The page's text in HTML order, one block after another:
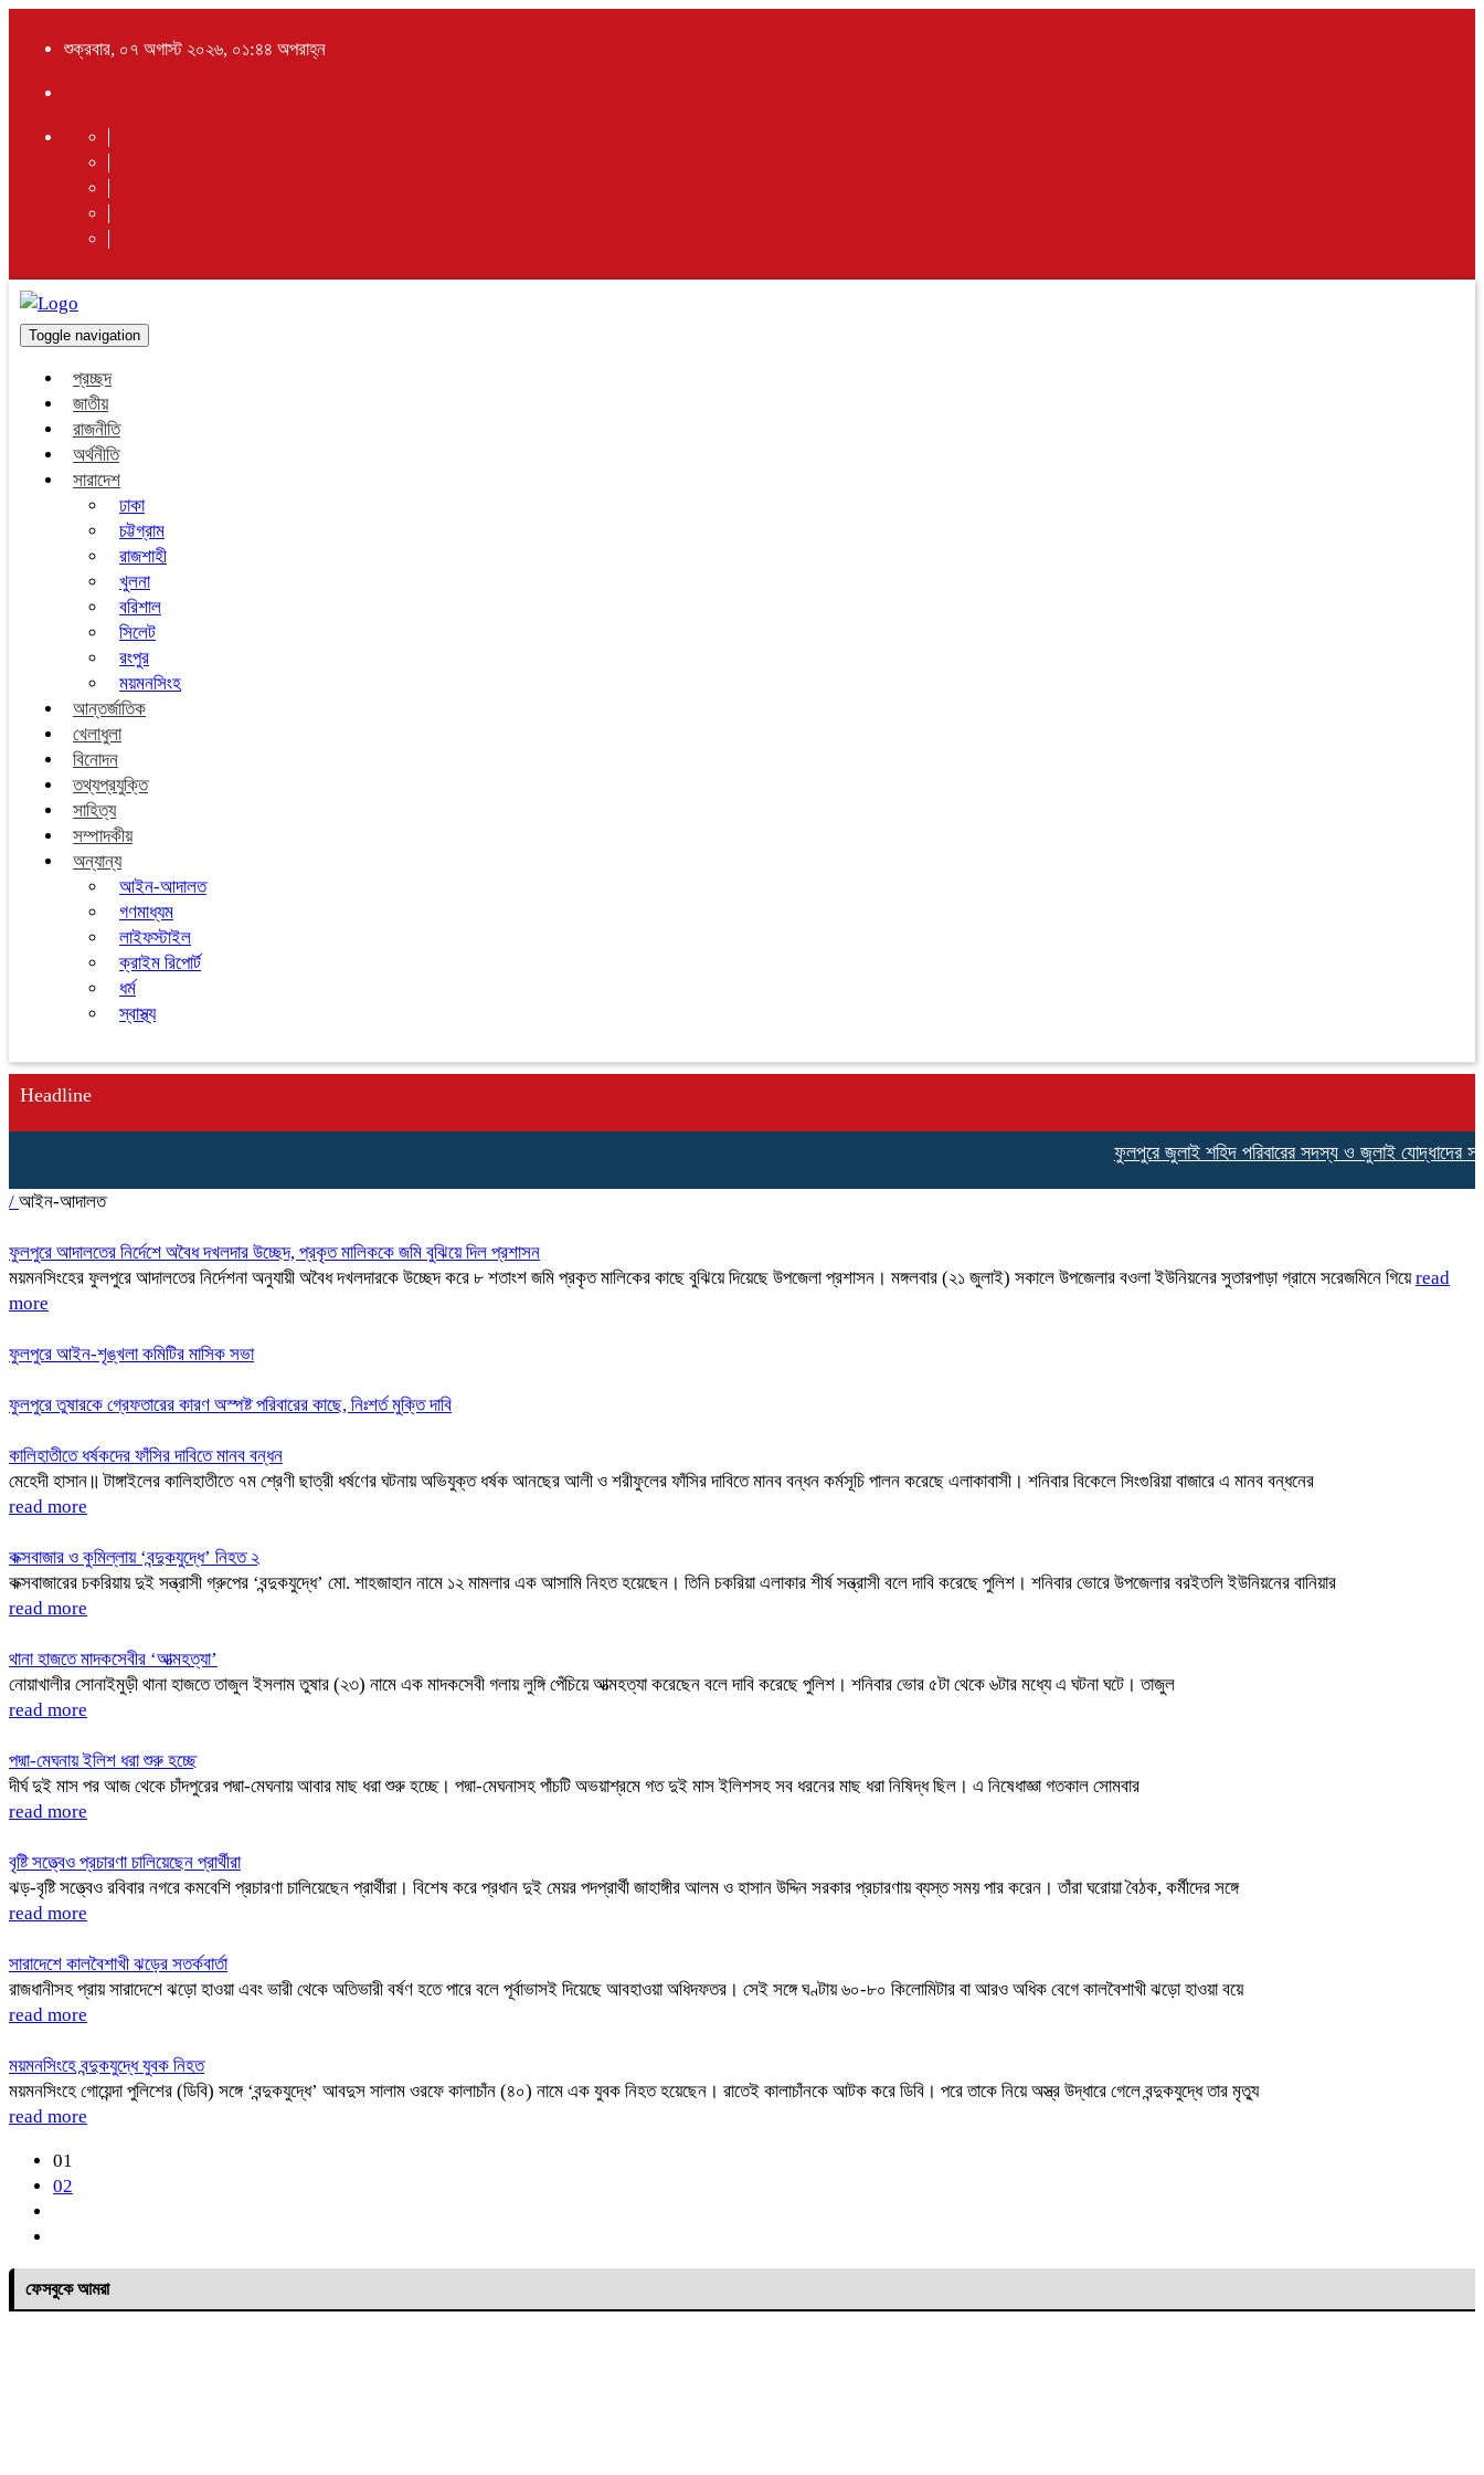
শুক্রবার, ০৭ অগাস্ট ২০২৬, ০১:৪৪ অপরাহ্ন
Toggle navigation
প্রচ্ছদ
জাতীয়
রাজনীতি
অর্থনীতি
সারাদেশ
ঢাকা
চট্টগ্রাম
রাজশাহী
খুলনা
বরিশাল
সিলেট
রংপুর
ময়মনসিংহ
আন্তর্জাতিক
খেলাধুলা
বিনোদন
তথ্যপ্রযুক্তি
সাহিত্য
সম্পাদকীয়
অন্যান্য
আইন-আদালত
গণমাধ্যম
লাইফস্টাইল
ক্রাইম রিপোর্ট
ধর্ম
স্বাস্থ্য
Headline
ফুলপুরে জুলাই শহিদ পরিবারের সদস্য ও জুলাই যোদ্ধাদের সংবর্ধনা
/ আইন-আদালত
ফুলপুরে আদালতের নির্দেশে অবৈধ দখলদার উচ্ছেদ, প্রকৃত মালিককে জমি বুঝিয়ে দিল প্রশাসন
ময়মনসিংহের ফুলপুরে আদালতের নির্দেশনা অনুযায়ী অবৈধ দখলদারকে উচ্ছেদ করে ৮ শতাংশ জমি প্রকৃত মালিকের কাছে বুঝিয়ে দিয়েছে উপজেলা প্রশাসন। মঙ্গলবার (২১ জুলাই) সকালে উপজেলার বওলা ইউনিয়নের সুতারপাড়া গ্রামে সরেজমিনে গিয়েread
more
ফুলপুরে আইন-শৃঙ্খলা কমিটির মাসিক সভা
ফুলপুরে তুষারকে গ্রেফতারের কারণ অস্পষ্ট পরিবারের কাছে, নিঃশর্ত মুক্তি দাবি
কালিহাতীতে ধর্ষকদের ফাঁসির দাবিতে মানব বন্ধন
মেহেদী হাসান॥ টাঙ্গাইলের কালিহাতীতে ৭ম শ্রেণী ছাত্রী ধর্ষণের ঘটনায় অভিযুক্ত ধর্ষক আনছের আলী ও শরীফুলের ফাঁসির দাবিতে মানব বন্ধন কর্মসূচি পালন করেছে এলাকাবাসী। শনিবার বিকেলে সিংগুরিয়া বাজারে এ মানব বন্ধনের
read more
কক্সবাজার ও কুমিল্লায় ‘বন্দুকযুদ্ধে’ নিহত ২
কক্সবাজারের চকরিয়ায় দুই সন্ত্রাসী গ্রুপের ‘বন্দুকযুদ্ধে’ মো. শাহজাহান নামে ১২ মামলার এক আসামি নিহত হয়েছেন। তিনি চকরিয়া এলাকার শীর্ষ সন্ত্রাসী বলে দাবি করেছে পুলিশ। শনিবার ভোরে উপজেলার বরইতলি ইউনিয়নের বানিয়ার
read more
থানা হাজতে মাদকসেবীর ‘আত্মহত্যা’
নোয়াখালীর সোনাইমুড়ী থানা হাজতে তাজুল ইসলাম তুষার (২৩) নামে এক মাদকসেবী গলায় লুঙ্গি পেঁচিয়ে আত্মহত্যা করেছেন বলে দাবি করেছে পুলিশ। শনিবার ভোর ৫টা থেকে ৬টার মধ্যে এ ঘটনা ঘটে। তাজুল
read more
পদ্মা-মেঘনায় ইলিশ ধরা শুরু হচ্ছে
দীর্ঘ দুই মাস পর আজ থেকে চাঁদপুরের পদ্মা-মেঘনায় আবার মাছ ধরা শুরু হচ্ছে। পদ্মা-মেঘনাসহ পাঁচটি অভয়াশ্রমে গত দুই মাস ইলিশসহ সব ধরনের মাছ ধরা নিষিদ্ধ ছিল। এ নিষেধাজ্ঞা গতকাল সোমবার
read more
বৃষ্টি সত্ত্বেও প্রচারণা চালিয়েছেন প্রার্থীরা
ঝড়-বৃষ্টি সত্ত্বেও রবিবার নগরে কমবেশি প্রচারণা চালিয়েছেন প্রার্থীরা। বিশেষ করে প্রধান দুই মেয়র পদপ্রার্থী জাহাঙ্গীর আলম ও হাসান উদ্দিন সরকার প্রচারণায় ব্যস্ত সময় পার করেন। তাঁরা ঘরোয়া বৈঠক, কর্মীদের সঙ্গে
read more
সারাদেশে কালবৈশাখী ঝড়ের সতর্কবার্তা
রাজধানীসহ প্রায় সারাদেশে ঝড়ো হাওয়া এবং ভারী থেকে অতিভারী বর্ষণ হতে পারে বলে পূর্বাভাসই দিয়েছে আবহাওয়া অধিদফতর। সেই সঙ্গে ঘণ্টায় ৬০-৮০ কিলোমিটার বা আরও অধিক বেগে কালবৈশাখী ঝড়ো হাওয়া বয়ে
read more
ময়মনসিংহে বন্দুকযুদ্ধে যুবক নিহত
ময়মনসিংহে গোয়েন্দা পুলিশের (ডিবি) সঙ্গে ‘বন্দুকযুদ্ধে’ আবদুস সালাম ওরফে কালাচাঁন (৪০) নামে এক যুবক নিহত হয়েছেন। রাতেই কালাচাঁনকে আটক করে ডিবি। পরে তাকে নিয়ে অস্ত্র উদ্ধারে গেলে বন্দুকযুদ্ধে তার মৃত্যু
read more
01
02
ফেসবুকে আমরা